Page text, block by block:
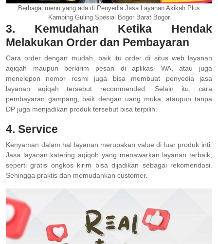
Berbagai menu yang ada di Penyedia Jasa Layanan Akikah Plus
Kambing Guling Spesial Bogor Barat Bogor
3. Kemudahan Ketika Hendak
Melakukan Order dan Pembayaran
Cara order dengan mudah, baik itu order di situs web layanan
aqiqah maupun berkirim pesan di aplikasi WA, atau juga
menelepon nomor resmi juga bisa membuat penyedia jasa
layanan aqiqah tersebut recommended. Selain itu, cara
pembayaran gampang, baik dengan uang muka, ataupun tanpa
DP juga menjadikan produk tersebut bisa terpilih.
4. Service
Kenyaman dalam hal layanan merupakan value di luar produk inti.
Jasa layanan katering aqiqoh yang menawarkan layanan terbaik,
seperti gratis ongkos kirim bisa dijadikan sebagai rekomendasi.
Sehingga praktis dan memudahkan customer.